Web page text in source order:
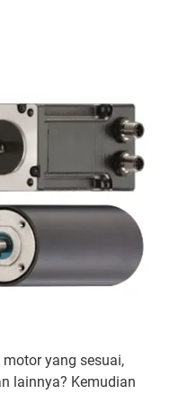
yang sesuai,
lainnya? Kemudian